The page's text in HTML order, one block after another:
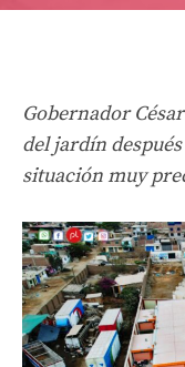
Gobernador
del jardín
situación muy